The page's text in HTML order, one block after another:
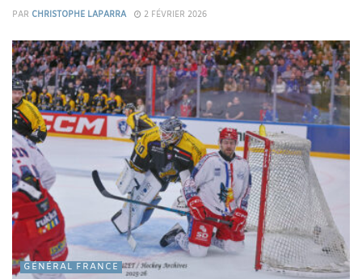
PAR CHRISTOPHE LAPARRA 2 FÉVRIER 2026
GÉNÉRAL FRANCE